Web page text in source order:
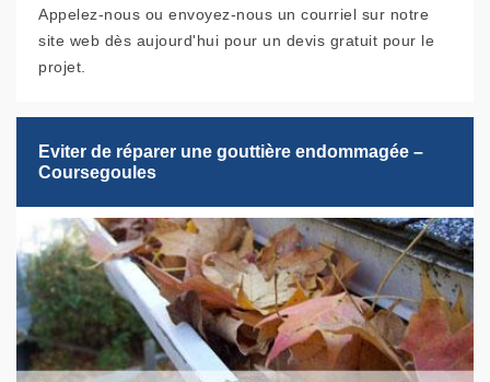
Appelez-nous ou envoyez-nous un courriel sur notre
site web dès aujourd'hui pour un devis gratuit pour le
projet.
Eviter de réparer une gouttière endommagée –
Coursegoules